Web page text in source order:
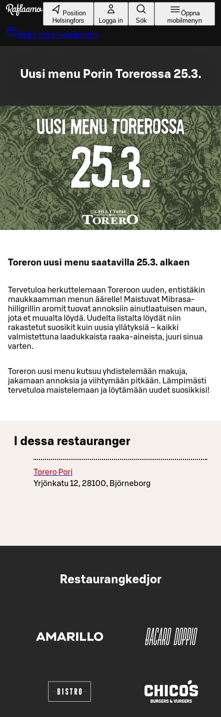
Gå till huvudinnehållet
Position
Helsingfors
Logga in Sök
Öppna
mobilmenyn
Boka bord Helsingfors
Uusi menu Porin Torerossa 25.3.
Toreron uusi menu saatavilla 25.3. alkaen
Tervetuloa herkuttelemaan Toreroon uuden, entistäkin
maukkaamman menun äärelle! Maistuvat Mibrasa-
hiiligrillin aromit tuovat annoksiin ainutlaatuisen maun,
jota et muualta löydä. Uudelta listalta löydät niin
rakastetut suosikit kuin uusia yllätyksiä – kaikki
valmistettuna laadukkaista raaka‑aineista, juuri sinua
varten.
Toreron uusi menu kutsuu yhdistelemään makuja,
jakamaan annoksia ja viihtymään pitkään. Lämpimästi
tervetuloa maistelemaan ja löytämään uudet suosikkisi!
I dessa restauranger
Torero Pori
Yrjönkatu 12, 28100, Björneborg
Restaurangkedjor